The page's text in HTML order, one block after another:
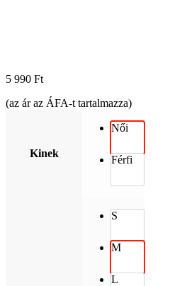
5 990 Ft
(az ár az ÁFA-t tartalmazza)
Kinek
Női
Férfi
S
M
L